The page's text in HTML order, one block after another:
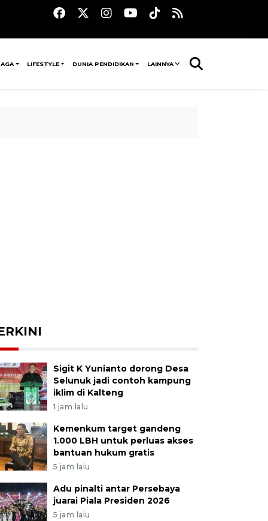
LIFESTYLE DUNIA PENDIDIKAN LAINNYA
Sigit K Yunianto dorong Desa
Selunuk jadi contoh kampung
iklim di Kalteng
1 jam lalu
Kemenkum target gandeng
1.000 LBH untuk perluas akses
bantuan hukum gratis
5 jam lalu
Adu pinalti antar Persebaya
juarai Piala Presiden 2026
5 jam lalu